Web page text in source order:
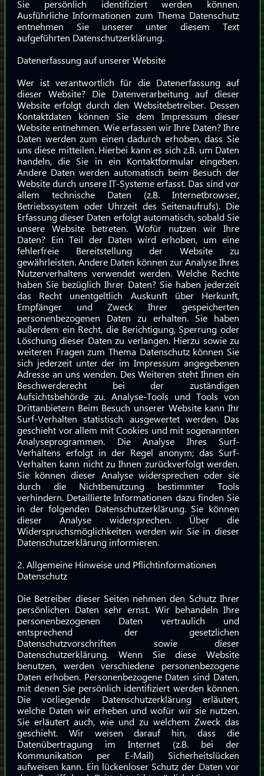
Sie persönlich identifiziert werden können.
Ausführliche Informationen zum Thema Datenschutz
entnehmen Sie unserer unter diesem Text
aufgeführten Datenschutzerklärung.
Datenerfassung auf unserer Website
Wer ist verantwortlich für die Datenerfassung auf
dieser Website? Die Datenverarbeitung auf dieser
Website erfolgt durch den Websitebetreiber. Dessen
Kontaktdaten können Sie dem Impressum dieser
Website entnehmen. Wie erfassen wir Ihre Daten? Ihre
Daten werden zum einen dadurch erhoben, dass Sie
uns diese mitteilen. Hierbei kann es sich z.B. um Daten
handeln, die Sie in ein Kontaktformular eingeben.
Andere Daten werden automatisch beim Besuch der
Website durch unsere IT-Systeme erfasst. Das sind vor
allem technische Daten (z.B. Internetbrowser,
Betriebssystem oder Uhrzeit des Seitenaufrufs). Die
Erfassung dieser Daten erfolgt automatisch, sobald Sie
unsere Website betreten. Wofür nutzen wir Ihre
Daten? Ein Teil der Daten wird erhoben, um eine
fehlerfreie Bereitstellung der Website zu
gewährleisten. Andere Daten können zur Analyse Ihres
Nutzerverhaltens verwendet werden. Welche Rechte
haben Sie bezüglich Ihrer Daten? Sie haben jederzeit
das Recht unentgeltlich Auskunft über Herkunft,
Empfänger und Zweck Ihrer gespeicherten
personenbezogenen Daten zu erhalten. Sie haben
außerdem ein Recht, die Berichtigung, Sperrung oder
Löschung dieser Daten zu verlangen. Hierzu sowie zu
weiteren Fragen zum Thema Datenschutz können Sie
sich jederzeit unter der im Impressum angegebenen
Adresse an uns wenden. Des Weiteren steht Ihnen ein
Beschwerderecht bei der zuständigen
Aufsichtsbehörde zu. Analyse-Tools und Tools von
Drittanbietern Beim Besuch unserer Website kann Ihr
Surf-Verhalten statistisch ausgewertet werden. Das
geschieht vor allem mit Cookies und mit sogenannten
Analyseprogrammen. Die Analyse Ihres Surf-
Verhaltens erfolgt in der Regel anonym; das Surf-
Verhalten kann nicht zu Ihnen zurückverfolgt werden.
Sie können dieser Analyse widersprechen oder sie
durch die Nichtbenutzung bestimmter Tools
verhindern. Detaillierte Informationen dazu finden Sie
in der folgenden Datenschutzerklärung. Sie können
dieser Analyse widersprechen. Über die
Widerspruchsmöglichkeiten werden wir Sie in dieser
Datenschutzerklärung informieren.
2. Allgemeine Hinweise und Pflichtinformationen
Datenschutz
Die Betreiber dieser Seiten nehmen den Schutz Ihrer
persönlichen Daten sehr ernst. Wir behandeln Ihre
personenbezogenen Daten vertraulich und
entsprechend der gesetzlichen
Datenschutzvorschriften sowie dieser
Datenschutzerklärung. Wenn Sie diese Website
benutzen, werden verschiedene personenbezogene
Daten erhoben. Personenbezogene Daten sind Daten,
mit denen Sie persönlich identifiziert werden können.
Die vorliegende Datenschutzerklärung erläutert,
welche Daten wir erheben und wofür wir sie nutzen.
Sie erläutert auch, wie und zu welchem Zweck das
geschieht. Wir weisen darauf hin, dass die
Datenübertragung im Internet (z.B. bei der
Kommunikation per E-Mail) Sicherheitslücken
aufweisen kann. Ein lückenloser Schutz der Daten vor